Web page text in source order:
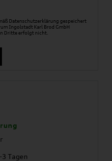
Datenschutzerklärung gespeichert
Ingolstadt Karl Brod GmbH
Dritte erfolgt nicht.
Tagen